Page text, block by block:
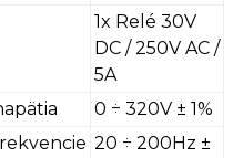
1x Relé 30V
DC / 250V AC /
5A
0 ÷ 320V ± 1%
20 ÷ 200Hz ±